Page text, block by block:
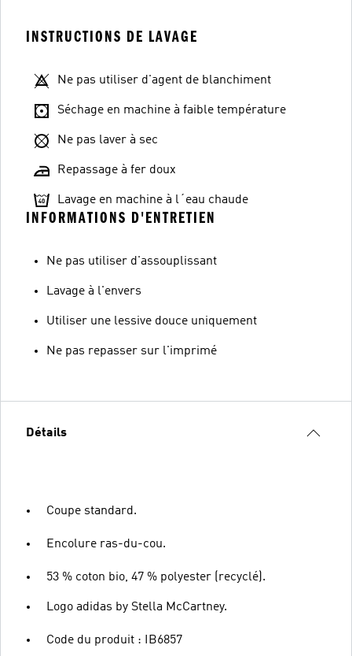
INSTRUCTIONS DE LAVAGE
Ne pas utiliser d'agent de blanchiment
Séchage en machine à faible température
Ne pas laver à sec
Repassage à fer doux
Lavage en machine à l´eau chaude
INFORMATIONS D'ENTRETIEN
Ne pas utiliser d'assouplissant
Lavage à l'envers
Utiliser une lessive douce uniquement
Ne pas repasser sur l'imprimé
Détails
Coupe standard.
Encolure ras-du-cou.
53 % coton bio, 47 % polyester (recyclé).
Logo adidas by Stella McCartney.
Code du produit : IB6857